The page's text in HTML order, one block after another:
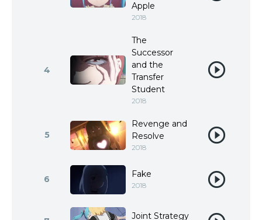
Apple
2018
4
The
Successor
and the
Transfer
Student
2018
5
Revenge and
Resolve
2018
6 Fake
2018
Joint Strategy